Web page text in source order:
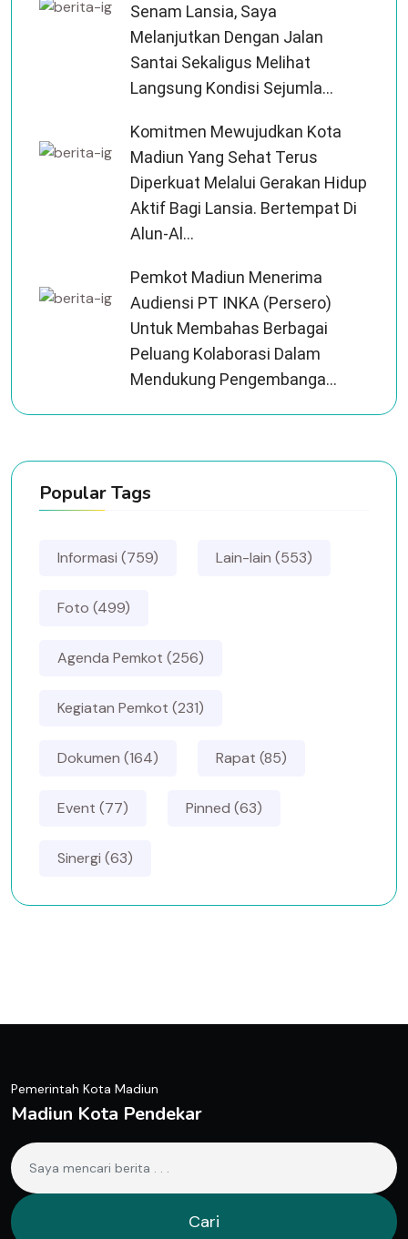
Senam Lansia, Saya
Melanjutkan Dengan Jalan
Santai Sekaligus Melihat
Langsung Kondisi Sejumla...
Komitmen Mewujudkan Kota
Madiun Yang Sehat Terus
Diperkuat Melalui Gerakan Hidup
Aktif Bagi Lansia. Bertempat Di
Alun-Al...
Pemkot Madiun Menerima
Audiensi PT INKA (Persero)
Untuk Membahas Berbagai
Peluang Kolaborasi Dalam
Mendukung Pengembanga...
Popular Tags
Informasi (759) Lain-lain (553)
Foto (499)
Agenda Pemkot (256)
Kegiatan Pemkot (231)
Dokumen (164) Rapat (85)
Event (77) Pinned (63)
Sinergi (63)
Pemerintah Kota Madiun
Madiun Kota Pendekar
Cari